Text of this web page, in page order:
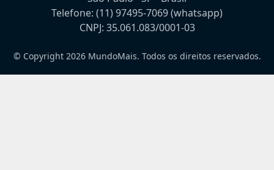
Telefone: (11) 97495-7069(whatsapp)
CNPJ: 35.061.083/0001-03
© Copyright 2026 MundoMais. Todos os direitos reservados.